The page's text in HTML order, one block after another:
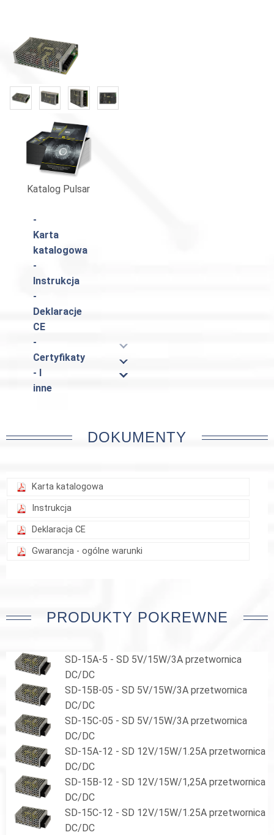
Katalog Pulsar
-
Karta
katalogowa
-
Instrukcja
-
Deklaracje
CE
-
Certyfikaty
- I
inne
DOKUMENTY
Karta katalogowa
Instrukcja
Deklaracja CE
Gwarancja - ogólne warunki
PRODUKTY POKREWNE
SD-15A-5 - SD 5V/15W/3A przetwornica
DC/DC
SD-15B-05 - SD 5V/15W/3A przetwornica
DC/DC
SD-15C-05 - SD 5V/15W/3A przetwornica
DC/DC
SD-15A-12 - SD 12V/15W/1.25A przetwornica
DC/DC
SD-15B-12 - SD 12V/15W/1,25A przetwornica
DC/DC
SD-15C-12 - SD 12V/15W/1.25A przetwornica
DC/DC